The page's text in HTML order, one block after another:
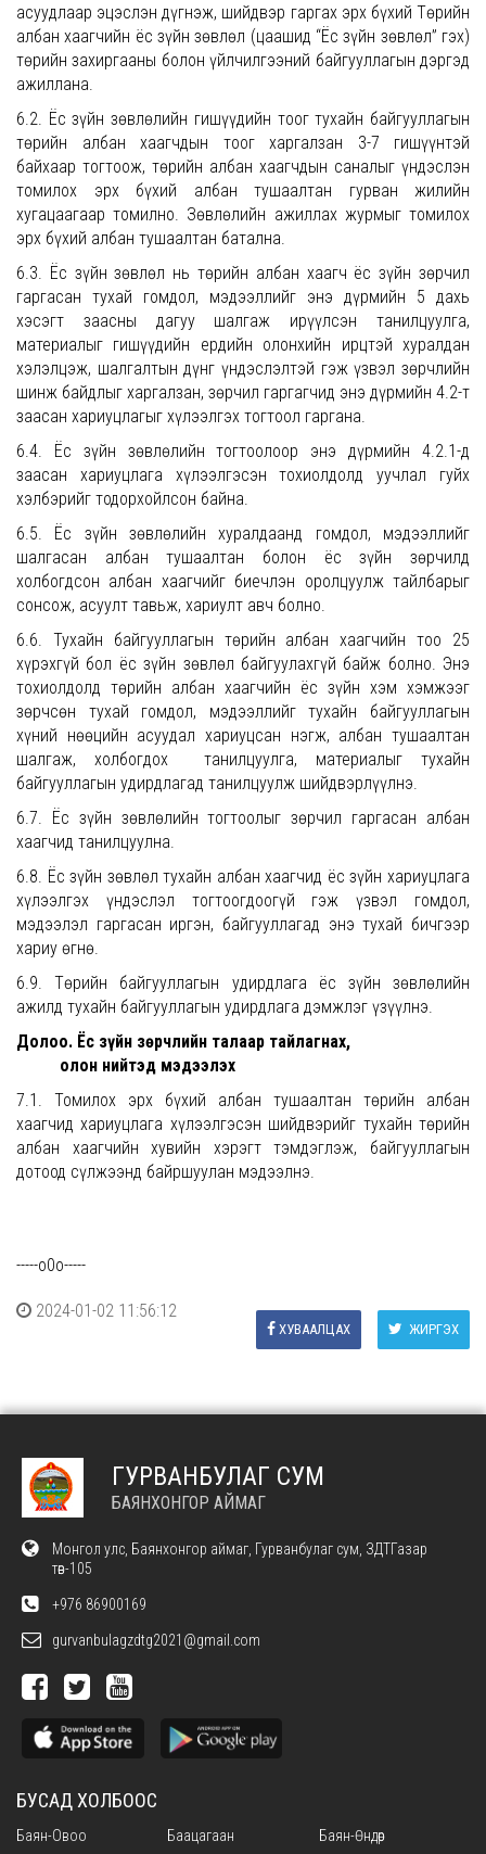
асуудлаар эцэслэн дүгнэж, шийдвэр гаргах эрх бүхий Төрийн
албан хаагчийн ёс зүйн зөвлөл (цаашид “Ёс зүйн зөвлөл” гэх)
төрийн захиргааны болон үйлчилгээний байгууллагын дэргэд
ажиллана.
6.2. Ёс зүйн зөвлөлийн гишүүдийн тоог тухайн байгууллагын
төрийн албан хаагчдын тоог харгалзан 3-7 гишүүнтэй
байхаар тогтоож, төрийн албан хаагчдын саналыг үндэслэн
томилох эрх бүхий албан тушаалтан гурван жилийн
хугацаагаар томилно. Зөвлөлийн ажиллах журмыг томилох
эрх бүхий албан тушаалтан батална.
6.3. Ёс зүйн зөвлөл нь төрийн албан хаагч ёс зүйн зөрчил
гаргасан тухай гомдол, мэдээллийг энэ дүрмийн 5 дахь
хэсэгт заасны дагуу шалгаж ирүүлсэн танилцуулга,
материалыг гишүүдийн ердийн олонхийн ирцтэй хуралдан
хэлэлцэж, шалгалтын дүнг үндэслэлтэй гэж үзвэл зөрчлийн
шинж байдлыг харгалзан, зөрчил гаргагчид энэ дүрмийн 4.2-т
заасан хариуцлагыг хүлээлгэх тогтоол гаргана.
6.4. Ёс зүйн зөвлөлийн тогтоолоор энэ дүрмийн 4.2.1-д
заасан хариуцлага хүлээлгэсэн тохиолдолд уучлал гуйх
хэлбэрийг тодорхойлсон байна.
6.5. Ёс зүйн зөвлөлийн хуралдаанд гомдол, мэдээллийг
шалгасан албан тушаалтан болон ёс зүйн зөрчилд
холбогдсон албан хаагчийг биечлэн оролцуулж тайлбарыг
сонсож, асуулт тавьж, хариулт авч болно.
6.6. Тухайн байгууллагын төрийн албан хаагчийн тоо 25
хүрэхгүй бол ёс зүйн зөвлөл байгуулахгүй байж болно. Энэ
тохиолдолд төрийн албан хаагчийн ёс зүйн хэм хэмжээг
зөрчсөн тухай гомдол, мэдээллийг тухайн байгууллагын
хүний нөөцийн асуудал хариуцсан нэгж, албан тушаалтан
шалгаж, холбогдох танилцуулга, материалыг тухайн
байгууллагын удирдлагад танилцуулж шийдвэрлүүлнэ.
6.7. Ёс зүйн зөвлөлийн тогтоолыг зөрчил гаргасан албан
хаагчид танилцуулна.
6.8. Ёс зүйн зөвлөл тухайн албан хаагчид ёс зүйн хариуцлага
хүлээлгэх үндэслэл тогтоогдоогүй гэж үзвэл гомдол,
мэдээлэл гаргасан иргэн, байгууллагад энэ тухай бичгээр
хариу өгнө.
6.9. Төрийн байгууллагын удирдлага ёс зүйн зөвлөлийн
ажилд тухайн байгууллагын удирдлага дэмжлэг үзүүлнэ.
Долоо. Ёс зүйн зөрчлийн талаар тайлагнах,
олон нийтэд мэдээлэх
7.1. Томилох эрх бүхий албан тушаалтан төрийн албан
хаагчид хариуцлага хүлээлгэсэн шийдвэрийг тухайн төрийн
албан хаагчийн хувийн хэрэгт тэмдэглэж, байгууллагын
дотоод сүлжээнд байршуулан мэдээлнэ.
-----о0о-----
2024-01-02 11:56:12
ЖИРГЭХ
ХУВААЛЦАХ
ГУРВАНБУЛАГ СУМ
БАЯНХОНГОР АЙМАГ
Монгол улс, Баянхонгор аймаг, Гурванбулаг сум, ЗДТГазар
төв-105
+976 86900169
gurvanbulagzdtg2021@gmail.com
БУСАД ХОЛБООС
Баян-Овоо Баацагаан Баян-Өндөр